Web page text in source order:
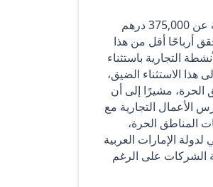
صحيح. إنها ضريبة على الشركات بمعدل 9٪، تنطبق على الشركات التي تزيد أرباحها التجارية عن 375,000 درهم
تحقق أرباحًا أقل من هذا
التجارية باستثناء
الاستثناء الضيق،
الحرة، مشيرًا إلى أن
الأعمال التجارية مع
المناطق الحرة،
الإمارات العربية
الشركات على الرغم